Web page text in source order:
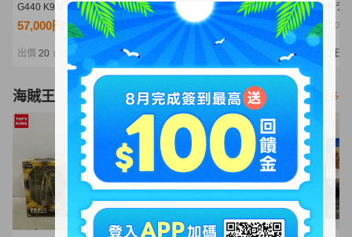
G440 K9.0 ドライバーヘ
ッド 1Wヘッド単品
57,000円 NT12,334
出價 20 剩餘 4 時
セレクト ニューポート 2
☆ ミラーフィニッシュ！
正規品です！
20,000円NT4,328
出價15 剩餘 1日
PING G440 K ドラ
10.5度 ヘッド単品
51,001円NT11,036
出價14 7日
海賊王 看更多